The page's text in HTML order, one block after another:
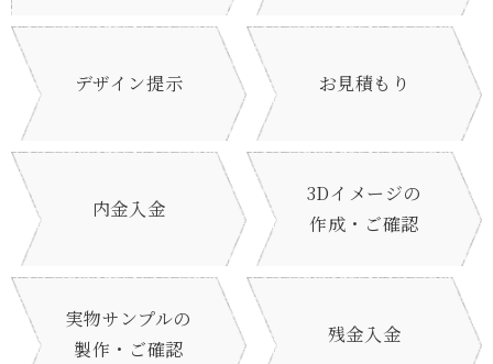
デザイン提示 お見積もり
内金入金
3Dイメージの
作成・ご確認
実物サンプルの
製作・ご確認
残金入金